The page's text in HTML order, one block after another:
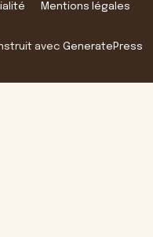
Mentions légales
avec GeneratePress